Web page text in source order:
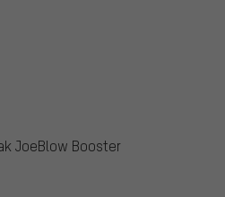
JoeBlow Booster